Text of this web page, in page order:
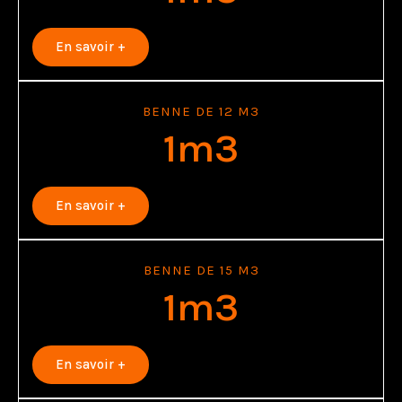
En savoir +
BENNE DE 12 M3
1m3
En savoir +
BENNE DE 15 M3
1m3
En savoir +